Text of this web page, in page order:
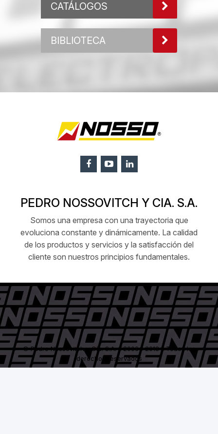
CATÁLOGOS
BIBLIOTECA
PEDRO NOSSOVITCH Y CIA. S.A.
Somos una empresa con una trayectoria que
evoluciona constante y dinámicamente. La calidad
de los productos y servicios y la satisfacción del
cliente son nuestros principios fundamentales.
© Pedro Nossovitch y Cía. S.A. - 2006 / 2018 - Todos los
derechos reservados